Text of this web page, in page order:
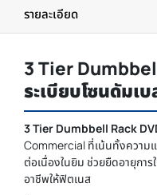
รายละเอียด
3 Tier
ระเบียบโซนดัมเ
3 Tier Dumbbell Rack
Commercial ที่เน้นทั้งความ
ต่อเนื่องในยิม ช่วยยืดอายุกา
อาชีพให้ฟิตเนส